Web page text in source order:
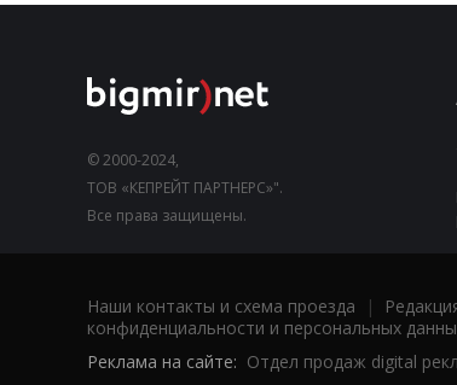
© 2000-2024,
ТОВ «КЕПРЕЙТ ПАРТНЕРС»".
Все права защищены.
Наши контакты и схема проезда |
конфиденциальности и персональных
Реклама на сайте: Отдел продаж digital